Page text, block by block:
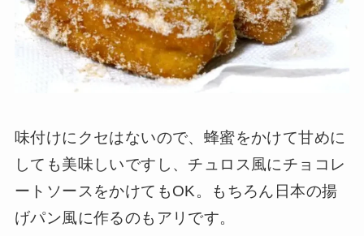
味付けにクセはないので、蜂蜜をかけて甘めに
しても美味しいですし、チュロス風にチョコレ
ートソースをかけてもOK。もちろん日本の揚
げパン風に作るのもアリです。